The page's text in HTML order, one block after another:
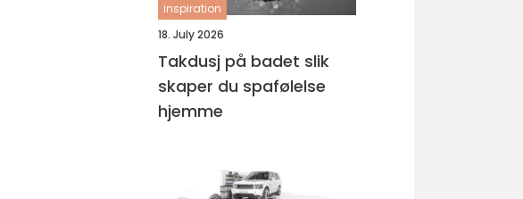
inspiration
18. July 2026
Takdusj på badet slik
skaper du spafølelse
hjemme